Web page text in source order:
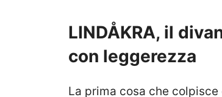
LINDÅKRA, il
con leggerezza
La prima cosa che